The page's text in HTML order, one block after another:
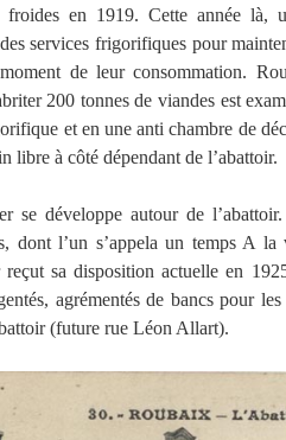
froides en 1919. Cette année là,
services frigorifiques pour
moment de leur consommation.
200 tonnes de viandes est
et en une anti chambre de
libre à côté dépendant de l’abattoir.
se développe autour de
dont l’un s’appela un temps A
reçut sa disposition actuelle en
agrémentés de bancs pour
(future rue Léon Allart).